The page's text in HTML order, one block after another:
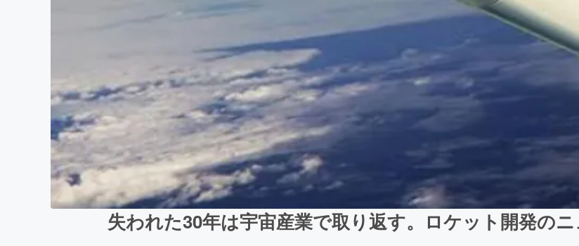
失われた30年は宇宙産業で取り返す。ロケット開発の